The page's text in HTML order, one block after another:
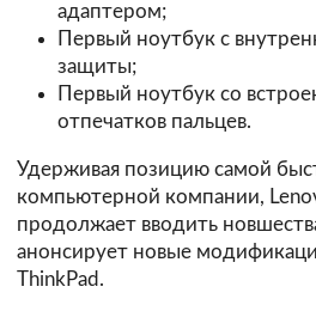
адаптером;
Первый ноутбук с
защиты;
Первый ноутбук со
отпечатков пальцев.
Удерживая позицию самой
компьютерной компании,
продолжает вводить
анонсирует новые
ThinkPad.